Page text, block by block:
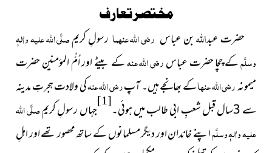
مختصر تعارف
حضرت عبداللہبن عباس رضی اللہ عنہما رسولِ کریمصلَّی اللہ علیہ واٰلہٖ
وسلَّمکے چچا حضرت عباسرضی اللہ عنہکے بیٹے اور اُمُّ المؤمنینحضرت
میمونہرضی اللہ عنہاکے بھانجے ہیں۔ آپرضی اللہ عنہکی ولادت ہجرتِ مدینہ
سے 3سال قبل شعبِ ابی طالب میں ہوئی۔
[1]جہاں رسولِ کریمصلَّی اللہ
علیہ واٰلہٖ وسلَّماپنے خاندان اور دیگر مسلمانوں کے ساتھ محصورتھےاور اہلِ